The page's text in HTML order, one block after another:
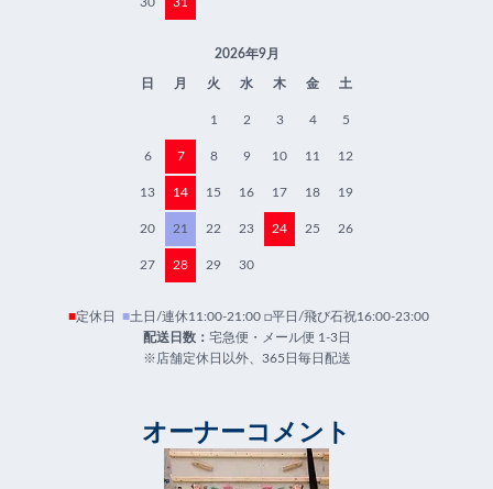
2026年9月
日 月 火 水 木 金 土
1 2 3 4 5
6 7 8 9 10 11 12
13 14 15 16 17 18 19
20 21 22 23 24 25 26
27 28 29 30
■定休日 ■土日/連休11:00-21:00 □平日/飛び石祝16:00-23:00
配送日数： 宅急便・メール便 1-3日
※店舗定休日以外、365日毎日配送
オーナーコメント